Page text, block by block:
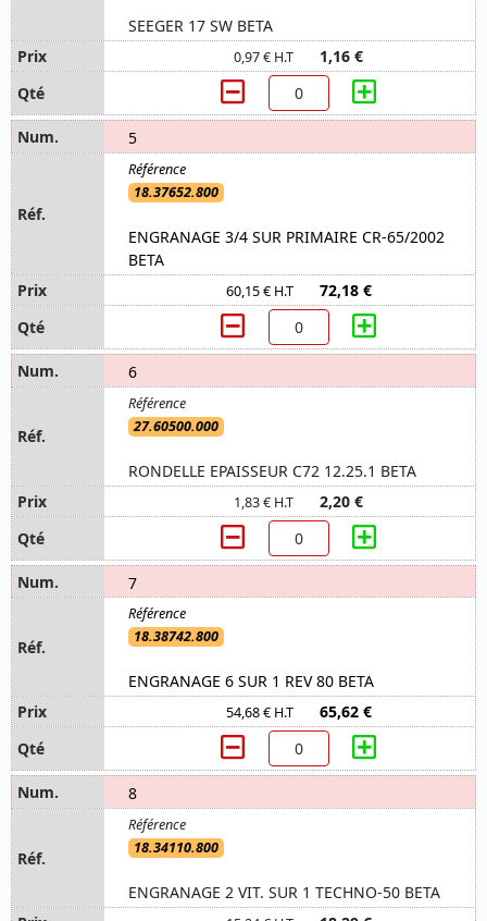
SEEGER 17 SW BETA
0,97 € H.T 1,16 €
5
18.37652.800
ENGRANAGE 3/4 SUR PRIMAIRE CR-65/2002
BETA
60,15 € H.T 72,18 €
6
27.60500.000
RONDELLE EPAISSEUR C72 12.25.1 BETA
1,83 € H.T 2,20 €
7
18.38742.800
ENGRANAGE 6 SUR 1 REV 80 BETA
54,68 € H.T 65,62 €
8
18.34110.800
ENGRANAGE 2 VIT. SUR 1 TECHNO-50 BETA